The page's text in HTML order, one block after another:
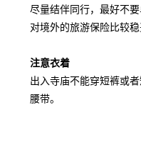
尽量结伴同行，最好不
对境外的旅游保险比较稳
注意衣着
出入寺庙不能穿短裤或
腰带。